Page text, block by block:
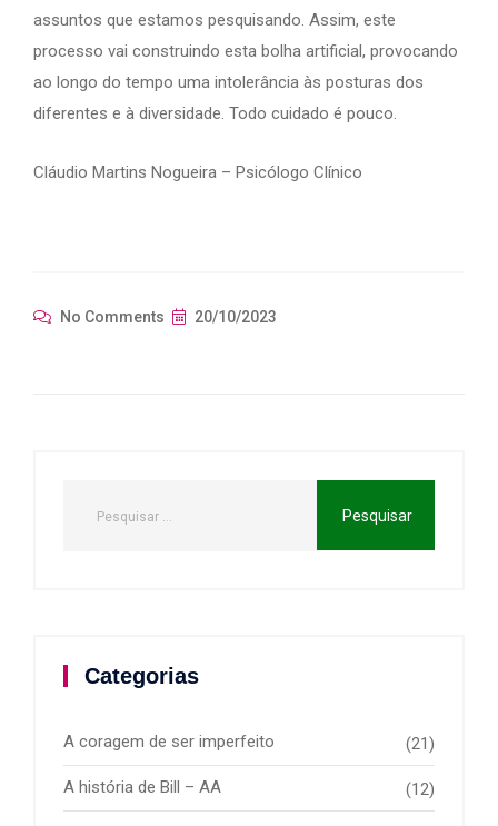
assuntos que estamos pesquisando. Assim, este
processo vai construindo esta bolha artificial, provocando
ao longo do tempo uma intolerância às posturas dos
diferentes e à diversidade. Todo cuidado é pouco.
Cláudio Martins Nogueira – Psicólogo Clínico
No Comments 20/10/2023
Categorias
A coragem de ser imperfeito (21)
A história de Bill – AA (12)